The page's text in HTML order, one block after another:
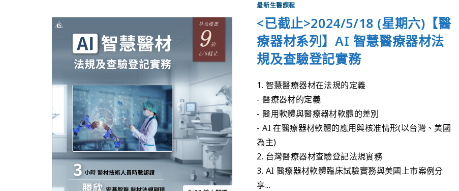
最新生醫課程
<已截止>2024/5/18 (星期六)【醫
療器材系列】AI 智慧醫療器材法
規及查驗登記實務
1. 智慧醫療器材在法規的定義
- 醫療器材的定義
- 醫用軟體與醫療器材軟體的差別
- AI 在醫療器材軟體的應用與核准情形(以台灣、美國
為主)
2. 台灣醫療器材查驗登記法規實務
3. AI 醫療器材軟體臨床試驗實務與美國上市案例分
享...